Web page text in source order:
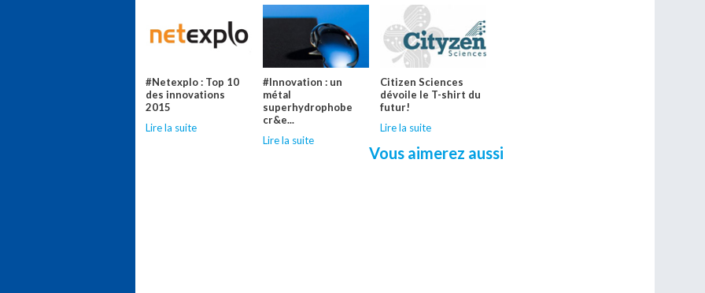
#Netexplo : Top 10
des innovations
2015
Lire la suite
#Innovation : un
métal
superhydrophobe
cr&e...
Lire la suite
Citizen Sciences
dévoile le T-shirt du
futur!
Lire la suite
Vous aimerez aussi